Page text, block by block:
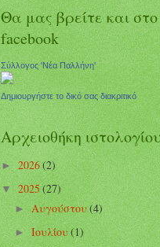
Θα μας βρείτε και στο
facebook
Σύλλογος 'Νέα Παλλήνη'
Δημιουργήστε το δικό σας διακριτικό
Αρχειοθήκη
► 2026(2)
▼ 2025(27)
►Αυγούστου(4)
►Ιουλίου(1)